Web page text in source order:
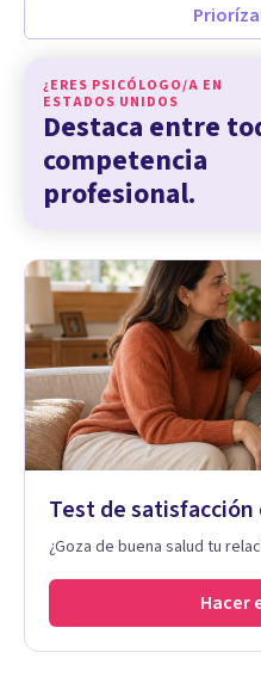
¿ERES PSICÓLOGO/A EN
ESTADOS UNIDOS
Destaca entre
competencia
profesional.
Test de satisfacción
¿Goza de buena salud tu
Hacer